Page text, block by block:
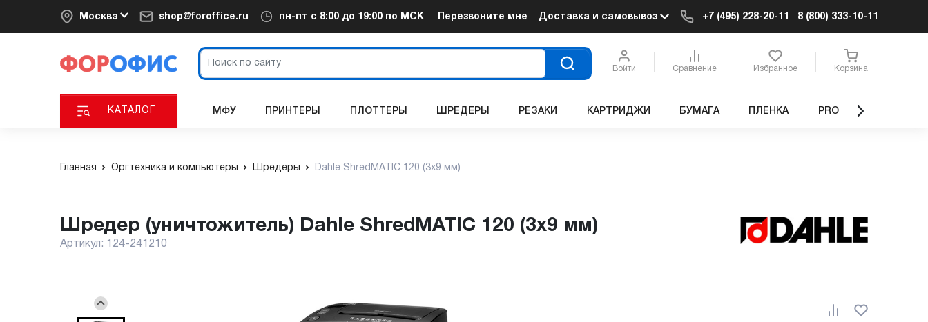
Москва shop@foroffice.ru пн-пт с 8:00 до 19:00 по МСК Перезвоните мне Доставка и самовывоз +7 (495) 228-20-11 8 (800) 333-10-11
Войти Сравнение Избранное Корзина
КАТАЛОГ МФУ ПРИНТЕРЫ ПЛОТТЕРЫ ШРЕДЕРЫ РЕЗАКИ КАРТРИДЖИ БУМАГА ПЛЕНКА PRO
Главная Оргтехника и компьютеры Шредеры Dahle ShredMATIC 120 (3x9 мм)
Шредер (уничтожитель) Dahle ShredMATIC 120 (3x9 мм)
Артикул: 124-241210